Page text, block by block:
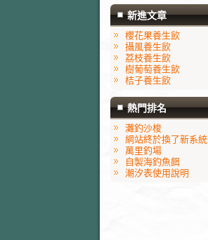
新進文章
櫻花果養生飲
攝風養生飲
荔枝養生飲
樹葡萄養生飲
桔子養生飲
熱門排名
灘釣沙梭
網站終於換了新系統
萬里釣場
自製海釣魚餌
潮汐表使用說明